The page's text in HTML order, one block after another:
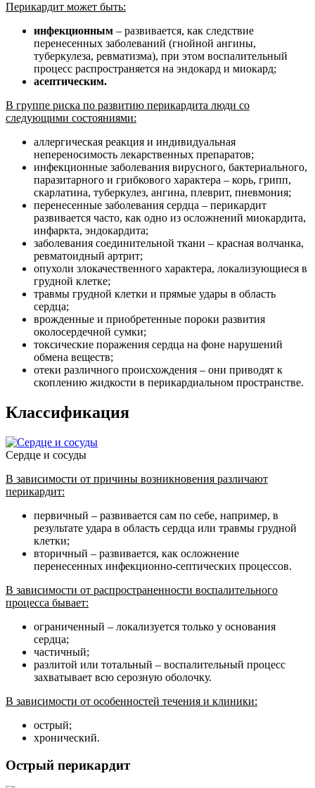
Перикардит может быть:
инфекционным – развивается, как следствие
перенесенных заболеваний (гнойной ангины,
туберкулеза, ревматизма), при этом воспалительный
процесс распространяется на эндокард и миокард;
асептическим.
В группе риска по развитию перикардита люди со
следующими состояниями:
аллергическая реакция и индивидуальная
непереносимость лекарственных препаратов;
инфекционные заболевания вирусного, бактериального,
паразитарного и грибкового характера – корь, грипп,
скарлатина, туберкулез, ангина, плеврит, пневмония;
перенесенные заболевания сердца – перикардит
развивается часто, как одно из осложнений миокардита,
инфаркта, эндокардита;
заболевания соединительной ткани – красная волчанка,
ревматоидный артрит;
опухоли злокачественного характера, локализующиеся в
грудной клетке;
травмы грудной клетки и прямые удары в область
сердца;
врожденные и приобретенные пороки развития
околосердечной сумки;
токсические поражения сердца на фоне нарушений
обмена веществ;
отеки различного происхождения – они приводят к
скоплению жидкости в перикардиальном пространстве.
Классификация
Сердце и сосуды
В зависимости от причины возникновения различают
перикардит:
первичный – развивается сам по себе, например, в
результате удара в область сердца или травмы грудной
клетки;
вторичный – развивается, как осложнение
перенесенных инфекционно-септических процессов.
В зависимости от распространенности воспалительного
процесса бывает:
ограниченный – локализуется только у основания
сердца;
частичный;
разлитой или тотальный – воспалительный процесс
захватывает всю серозную оболочку.
В зависимости от особенностей течения и клиники:
острый;
хронический.
Острый перикардит